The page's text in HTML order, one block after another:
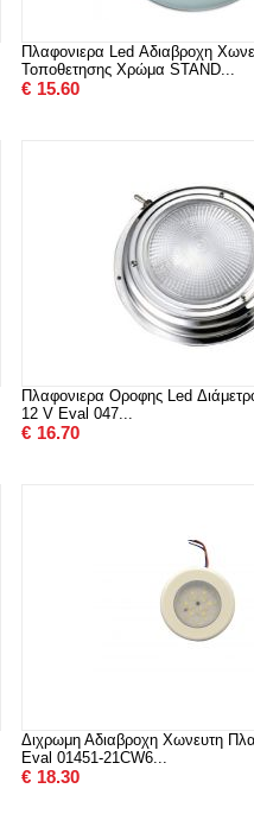
Πλαφονιερα Led Αδιαβροχη
Τοποθετησης Χρώμα STAND...
€ 15.60
Πλαφονιερα Οροφης Led
12 V Eval 047...
€ 16.70
Διχρωμη Αδιαβροχη Χωνευτη
Eval 01451-21CW6...
€ 18.30